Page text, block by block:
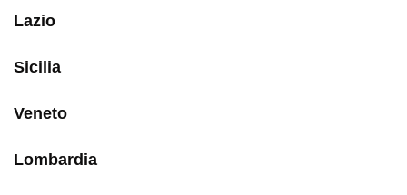
Lazio
Sicilia
Veneto
Lombardia